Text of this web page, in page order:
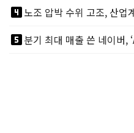
looks_4노조 압박 수위 고조, 산업
looks_5분기 최대 매출 쓴 네이버,